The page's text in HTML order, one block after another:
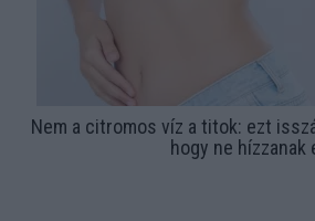
Nem a citromos víz a titok: ezt
hogy ne hízzanak